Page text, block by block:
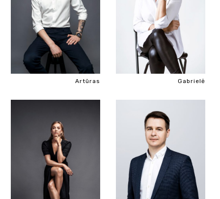
Artūras Gabrielė